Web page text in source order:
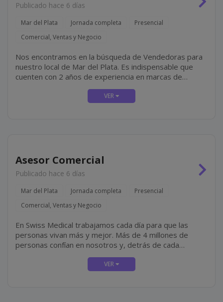
Publicado hace 6 días
Mar del Plata Jornada completa
Presencial
Comercial, Ventas y Negocio
Nos encontramos en la búsqueda de Vendedoras para
nuestro local de Mar del Plata. Es indispensable que
cuenten con 2 años de experiencia en marcas de
primera línea, residan en zona (preferentemente) y que
tengan disponibilidad para incorporación inmediata.
Asesor Comercial
Publicado hace 6 días
Mar del Plata Jornada completa
Presencial
Comercial, Ventas y Negocio
En Swiss Medical trabajamos cada día para que las
personas vivan más y mejor. Más de 4 millones de
personas confían en nosotros y, detrás de cada
historia, hay un equipo de más de 16.500
colaboradores que elige todos los días cuidar,...